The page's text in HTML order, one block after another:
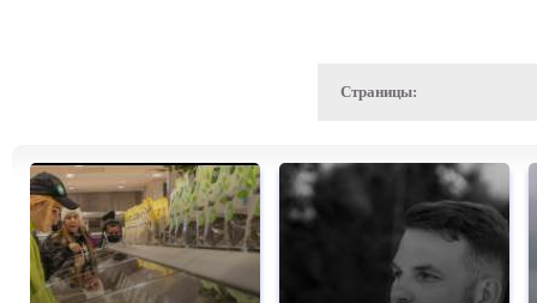
Страницы: